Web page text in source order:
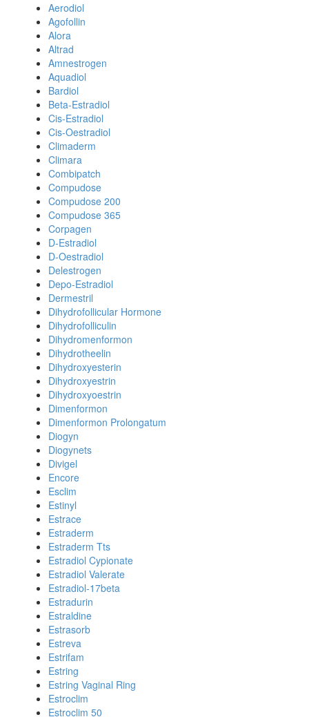
Aerodiol
Agofollin
Alora
Altrad
Amnestrogen
Aquadiol
Bardiol
Beta-Estradiol
Cis-Estradiol
Cis-Oestradiol
Climaderm
Climara
Combipatch
Compudose
Compudose 200
Compudose 365
Corpagen
D-Estradiol
D-Oestradiol
Delestrogen
Depo-Estradiol
Dermestril
Dihydrofollicular Hormone
Dihydrofolliculin
Dihydromenformon
Dihydrotheelin
Dihydroxyesterin
Dihydroxyestrin
Dihydroxyoestrin
Dimenformon
Dimenformon Prolongatum
Diogyn
Diogynets
Divigel
Encore
Esclim
Estinyl
Estrace
Estraderm
Estraderm Tts
Estradiol Cypionate
Estradiol Valerate
Estradiol-17beta
Estradurin
Estraldine
Estrasorb
Estreva
Estrifam
Estring
Estring Vaginal Ring
Estroclim
Estroclim 50